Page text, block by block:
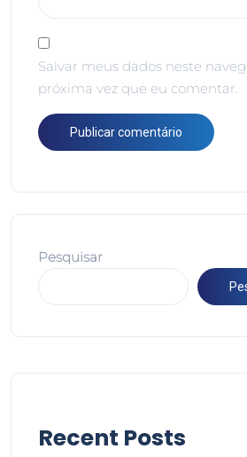
Salvar meus dados neste
próxima vez que eu comentar.
Pesquisar
Recent Posts